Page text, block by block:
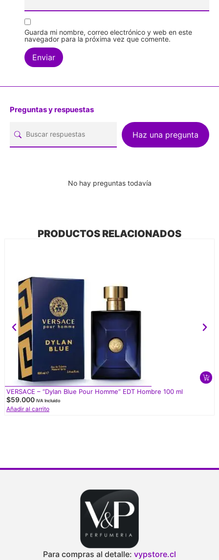
Guarda mi nombre, correo electrónico y web en este
navegador para la próxima vez que comente.
Preguntas y respuestas
Haz una pregunta
No hay preguntas todavía
PRODUCTOS RELACIONADOS
VERSACE – “Dylan Blue Pour Homme” EDT Hombre 100 ml
$59.000 IVA Incluido
Añadir al carrito
Para compras al detalle: vypstore.cl